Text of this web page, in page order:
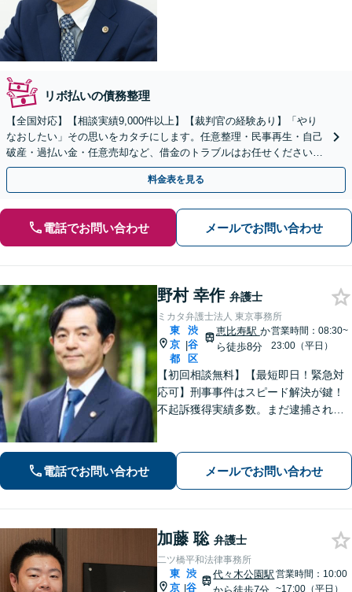
リボ払いの債務整理
【全国対応】【相談実績9,000件以上】【裁判官の経験あり】「やり
なおしたい」その思いをカタチにします。任意整理・民事再生・自己
破産・過払い金・任意売却など、借金のトラブルはお任せください。
【初回相談無料】【全国対応可能】
料金表を見る
電話でお問い合わせ メールでお問い合わせ
野村 幸作 弁護士
ミカタ弁護士法人 東京事務所
東
京
都
|
渋
谷
区
恵比寿駅 か
ら徒歩8分
営業時間：08:30~
23:00（平日）
【初回相談無料】【最短即日！緊急対
応可】刑事事件はスピード解決が鍵！
不起訴獲得実績多数。まだ逮捕されて
で電話受付中！【恵比寿駅8分】【休
日・夜間対応】
電話でお問い合わせ メールでお問い合わせ
加藤 聡 弁護士
二ツ橋平和法律事務所
東
京 |
渋
谷
代々木公園駅 営業時間：10:00
~17:00（平日）